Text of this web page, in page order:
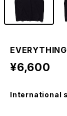
¥6,600
International